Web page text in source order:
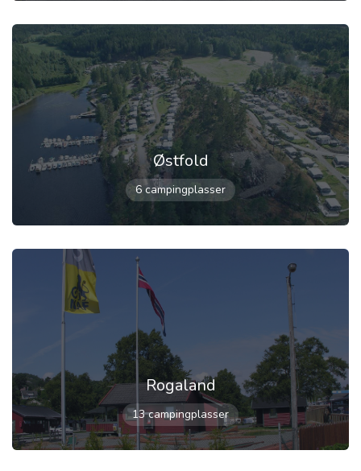
Østfold
6 campingplasser
Rogaland
13 campingplasser